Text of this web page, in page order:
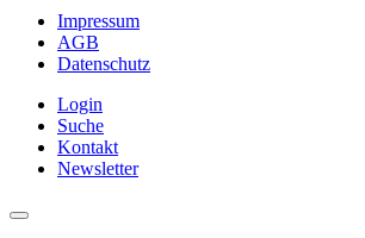
Impressum
AGB
Datenschutz
Login
Suche
Kontakt
Newsletter